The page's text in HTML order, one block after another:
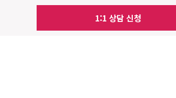
1:1 상담 신청